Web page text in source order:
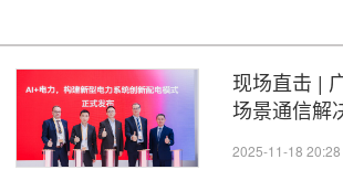
现场直击 |
场景通信解
2025-11-18 20:28